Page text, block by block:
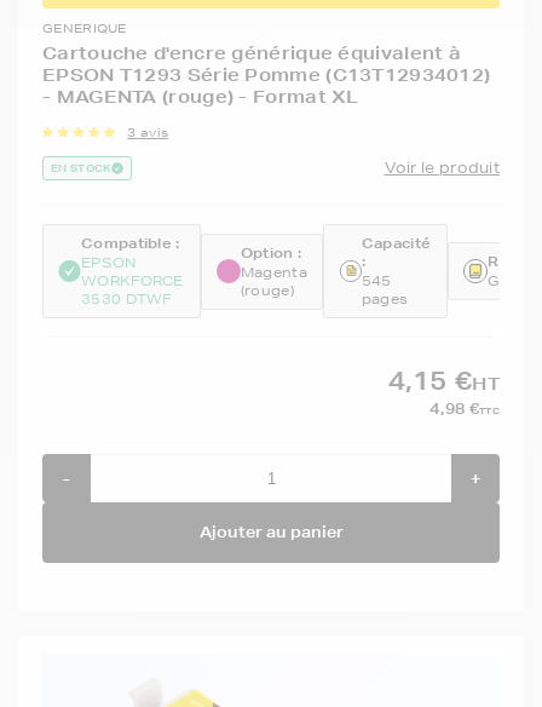
GENERIQUE
Cartouche d'encre générique équivalent à
EPSON T1293 Série Pomme (C13T12934012)
- MAGENTA (rouge) - Format XL
3 avis
EN STOCK Voir le produit
Compatible :
EPSON
WORKFORCE
3530 DTWF
Option :
Magenta
(rouge)
Capacité
:
545
pages
4,15 €HT
4,98 €TTC
- +
Ajouter au panier